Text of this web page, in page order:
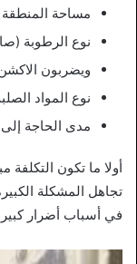
مساحة المنطقة
نوع الرطوبة
ويضربون
نوع المواد
مدى الحاجة
أولا ما تكون
تجاهل المشكلة
في أسباب أضرار